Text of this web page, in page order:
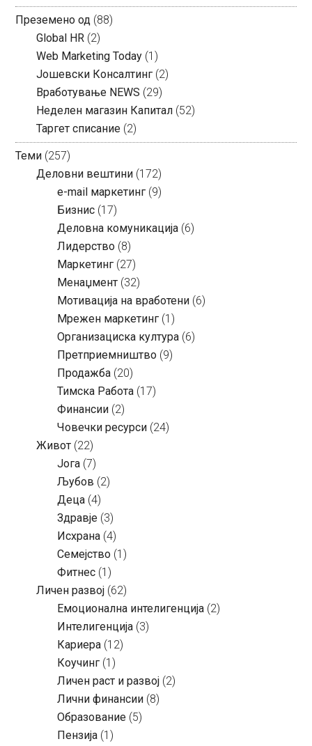
Преземено од (88)
Global HR (2)
Web Marketing Today (1)
Јошевски Консалтинг (2)
Вработување NEWS (29)
Неделен магазин Капитал (52)
Таргет списание (2)
Теми (257)
Деловни вештини (172)
e-mail маркетинг (9)
Бизнис (17)
Деловна комуникација (6)
Лидерство (8)
Маркетинг (27)
Менаџмент (32)
Мотивација на вработени (6)
Мрежен маркетинг (1)
Организациска култура (6)
Претприемништво (9)
Продажба (20)
Тимска Работа (17)
Финансии (2)
Човечки ресурси (24)
Живот (22)
Јога (7)
Љубов (2)
Деца (4)
Здравје (3)
Исхрана (4)
Семејство (1)
Фитнес (1)
Личен развој (62)
Емоционална интелигенција (2)
Интелигенција (3)
Кариера (12)
Коучинг (1)
Личен раст и развој (2)
Лични финансии (8)
Образование (5)
Пензија (1)